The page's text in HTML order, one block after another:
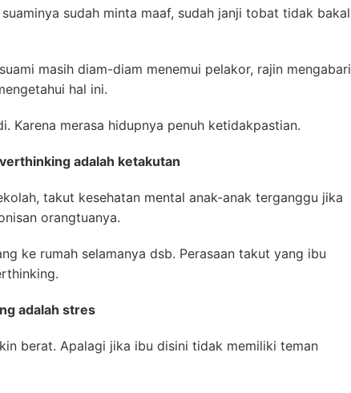
sudah minta maaf, sudah janji tobat tidak bakal
masih diam-diam menemui pelakor, rajin mengabari
hal ini.
Karena merasa hidupnya penuh ketidakpastian.
adalah ketakutan
takut kesehatan mental anak-anak terganggu jika
orangtuanya.
ke rumah selamanya dsb. Perasaan takut yang ibu
adalah stres
berat. Apalagi jika ibu disini tidak memiliki teman